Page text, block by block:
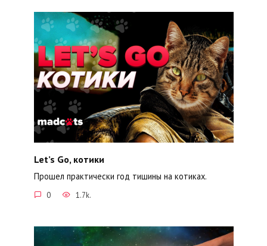
Let’s Go, котики
Прошел практически год тишины на котиках.
0 1.7k.